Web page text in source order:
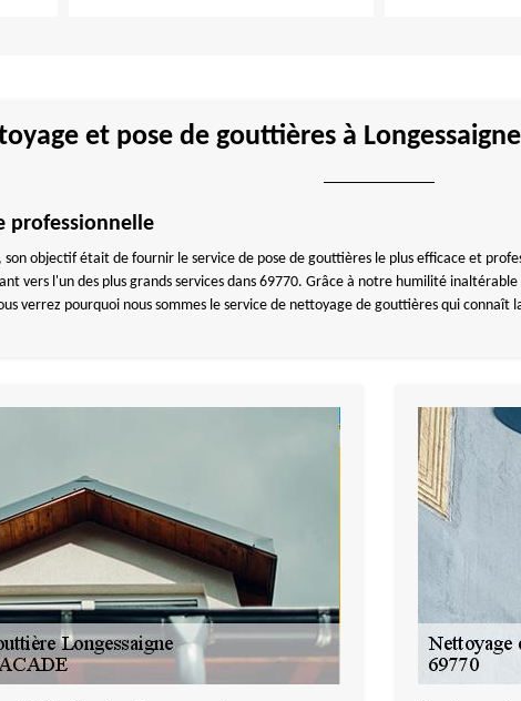
et pose de gouttières à
professionnelle
objectif était de fournir le service de pose de gouttières le plus efficace et
vers l'un des plus grands services dans 69770. Grâce à notre humilité
verrez pourquoi nous sommes le service de nettoyage de gouttières qui connaît